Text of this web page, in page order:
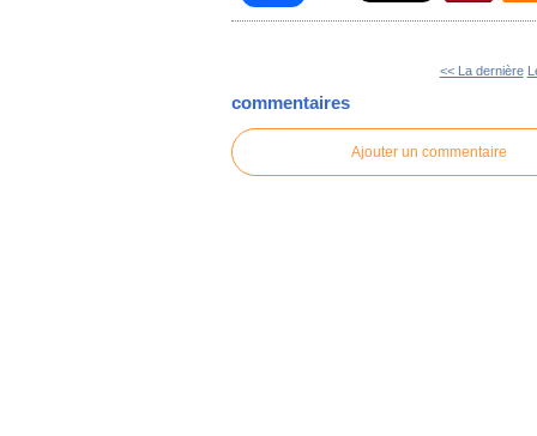
<< La dernière
commentaires
Ajouter un commentaire